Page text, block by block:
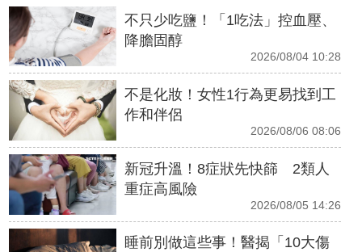
不只少吃鹽！「1吃法」控血壓、
降膽固醇
2026/08/04 10:28
不是化妝！女性1行為更易找到工
作和伴侶
2026/08/06 08:06
新冠升溫！8症狀先快篩 2類人
重症高風險
2026/08/05 14:26
睡前別做這些事！醫揭「10大傷